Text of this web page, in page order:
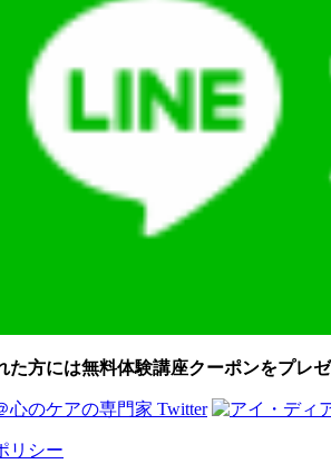
た方には無料体験講座クーポンをプレ
リシー